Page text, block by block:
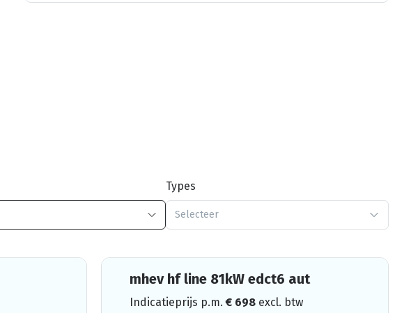
Types
Selecteer
mhev hf line 81kW edct6 aut
Indicatieprijs p.m.€ 698 excl. btw